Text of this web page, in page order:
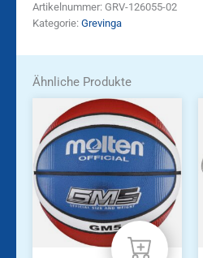
Artikelnummer: GRV-126055-02
Kategorie: Grevinga
Ähnliche Produkte